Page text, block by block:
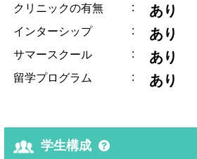
クリニックの有無 : あり
インターシップ : あり
サマースクール : あり
留学プログラム : あり
学生構成